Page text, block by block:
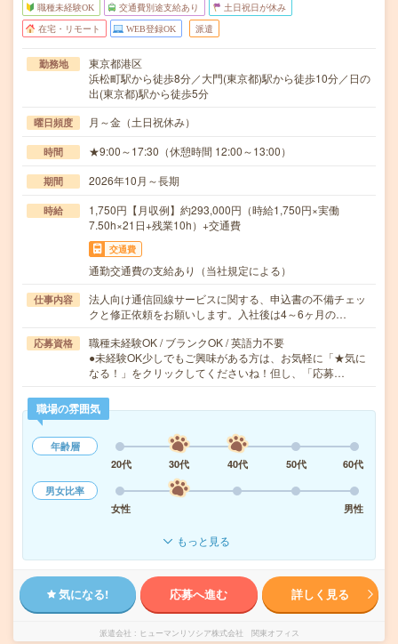
職種未経験OK 交通費別途支給あり 土日祝日が休み
在宅・リモート WEB登録OK 派遣
勤務地
東京都港区
浜松町駅から徒歩8分／大門(東京都)駅から徒歩10分／日の
出(東京都)駅から徒歩5分
曜日頻度 月～金（土日祝休み）
時間 ★9:00～17:30（休憩時間 12:00～13:00）
期間 2026年10月～長期
時給
1,750円【月収例】約293,000円（時給1,750円×実働
7.50h×21日+残業10h）+交通費
交通費
通勤交通費の支給あり（当社規定による）
仕事内容
法人向け通信回線サービスに関する、申込書の不備チェッ
クと修正依頼をお願いします。入社後は4～6ヶ月の…
応募資格
職種未経験OK / ブランクOK / 英語力不要
●未経験OK少しでもご興味がある方は、お気軽に「★気に
なる！」をクリックしてくださいね！但し、「応募…
職場の雰囲気
年齢層
20代
30代 40代 50代
60代
男女比率
女性
男性
もっと見る
気になる! 応募へ進む 詳しく見る
派遣会社 ヒューマンリソシア株式会社 関東オフィス